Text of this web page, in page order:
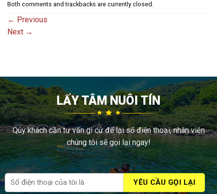
Both comments and trackbacks are currently closed.
← Previous
Next →
LẤY TÂM NUÔI TÍN
Qúy khách cần tư vấn gì cứ để lại số điện thoại, nhân viên
chúng tôi sẽ gọi lại ngay!